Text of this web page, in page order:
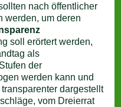
nach öffentlicher
werden, um deren
soll erörtert werden,
als
der
werden kann und
dargestellt
vom Dreierrat